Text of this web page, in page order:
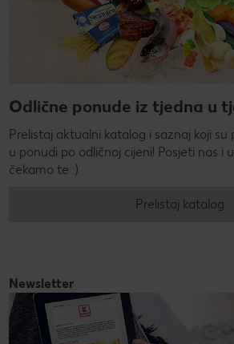
Odlične ponude iz tjedna u
Prelistaj aktualni katalog i saznaj koji
u ponudi po odličnoj cijeni! Posjeti nas i
čekamo te :)
Prelistaj katalog
Newsletter